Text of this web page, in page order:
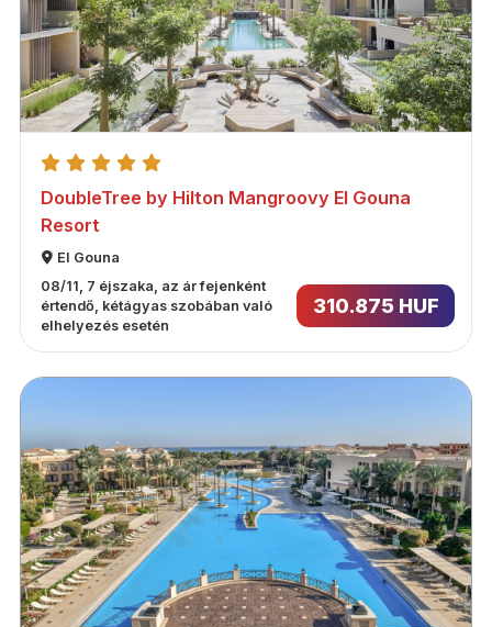
DoubleTree by Hilton Mangroovy El Gouna
Resort
El Gouna
08/11, 7 éjszaka, az ár fejenként
értendő, kétágyas szobában való
elhelyezés esetén
310.875 HUF